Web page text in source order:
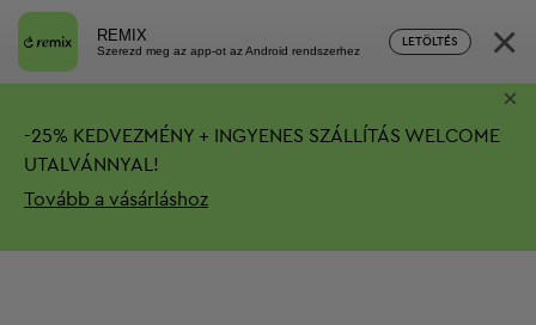
REMIX
Szerezd meg az app-ot az Android rendszerhez
LETÖLTÉS ×
-25% KEDVEZMÉNY + INGYENES SZÁLLÍTÁS WELCOME
UTALVÁNNYAL!
Tovább a vásárláshoz
×